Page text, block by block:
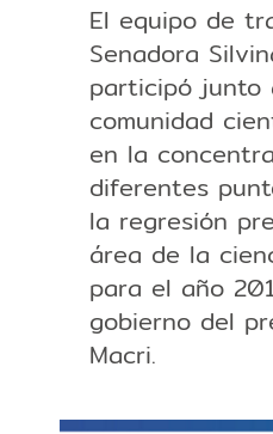
El equipo de
Senadora
participó junto
comunidad
en la
diferentes
la regresión
área de la
para el año
gobierno del
Macri.